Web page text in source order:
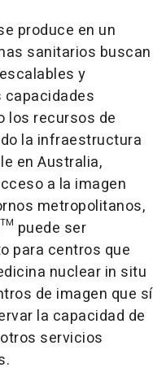
produce en un
sanitarios buscan
y
capacidades
los recursos de
la infraestructura
en Australia,
a la imagen
metropolitanos,
puede ser
para centros que
nuclear in situ
de imagen que sí
la capacidad de
servicios